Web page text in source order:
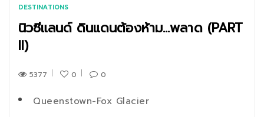
DESTINATIONS
นิวซีแลนด์ ดินแดนต้องห้าม…พลาด (PART
II)
5377 0 0
Queenstown-Fox Glacier